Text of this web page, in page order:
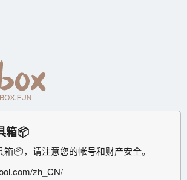
箱📦
📦，请注意您的帐号和财产安全。
zh_CN/